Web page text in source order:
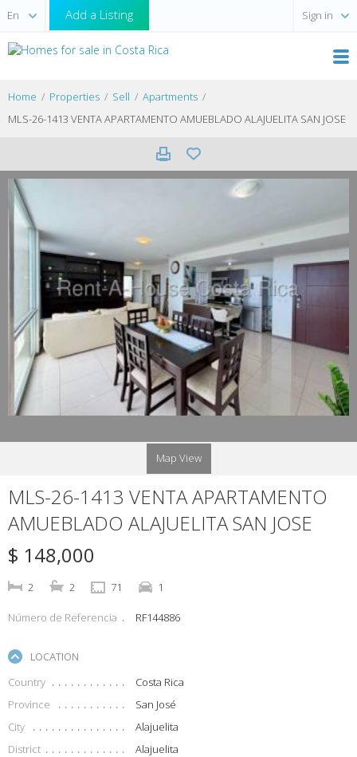
Add a Listing Sign in
Home Properties Sell
Apartments
MLS-26-1413 VENTA APARTAMENTO AMUEBLADO ALAJUELITA SAN JOSE
Map View
MLS-26-1413 VENTA APARTAMENTO
AMUEBLADO ALAJUELITA SAN JOSE
$ 148,000
2 2 71 1
Número de Referencia RF144886
LOCATION
Country
Costa Rica
Province
San José
City
Alajuelita
District
Alajuelita